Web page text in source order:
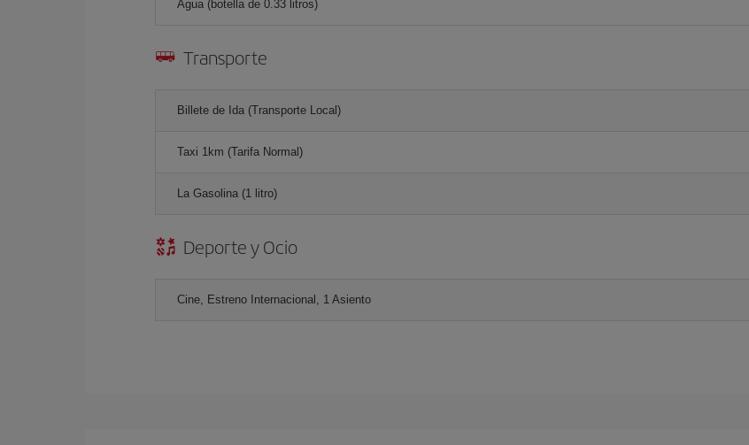
Agua (botella de 0.33 litros)
Transporte
Billete de Ida (Transporte Local)
Taxi 1km (Tarifa Normal)
La Gasolina (1 litro)
Deporte y Ocio
Cine, Estreno Internacional, 1 Asiento